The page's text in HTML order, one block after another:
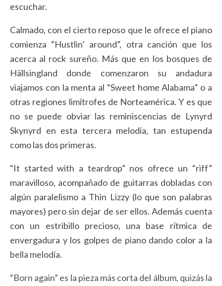
escuchar.
Calmado, con el cierto reposo que le ofrece el piano
comienza “Hustlin’ around”, otra canción que los
acerca al rock sureño. Más que en los bosques de
Hällsingland donde comenzaron su andadura
viajamos con la menta al “Sweet home Alabama” o a
otras regiones limítrofes de Norteamérica. Y es que
no se puede obviar las reminiscencias de Lynyrd
Skynyrd en esta tercera melodía, tan estupenda
como las dos primeras.
“It started with a teardrop” nos ofrece un “riff”
maravilloso, acompañado de guitarras dobladas con
algún paralelismo a Thin Lizzy (lo que son palabras
mayores) pero sin dejar de ser ellos. Además cuenta
con un estribillo precioso, una base rítmica de
envergadura y los golpes de piano dando color a la
bella melodía.
“Born again” es la pieza más corta del álbum, quizás la